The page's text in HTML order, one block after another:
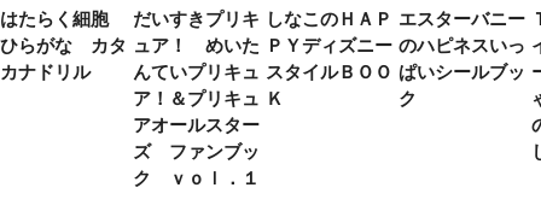
はたらく細胞
ひらがな カタ
カナドリル
だいすきプリキ
ュア！ めいた
んていプリキュ
ア！＆プリキュ
アオールスター
ズ ファンブッ
ク ｖｏｌ．１
しなこのＨＡＰ
ＰＹディズニー
スタイルＢＯＯ
Ｋ
エスターバニー
のハピネスいっ
ぱいシールブッ
ク